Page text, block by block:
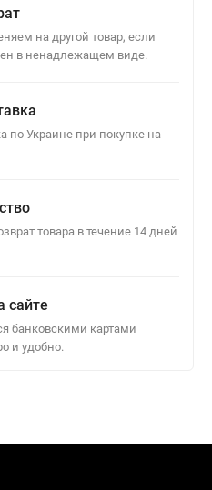
на другой товар, если
в ненадлежащем виде.
по Украине при покупке на
товара в течение 14 дней
сайте
банковскими картами
и удобно.